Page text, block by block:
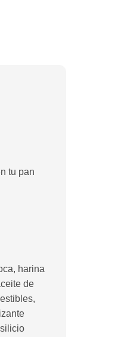
tu pan
harina
de